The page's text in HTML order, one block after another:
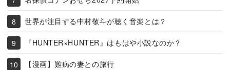
世界が注目する中村敬斗が聴く音楽とは？
『HUNTER×HUNTER』はもはや小説なのか？
【漫画】難病の妻との旅行